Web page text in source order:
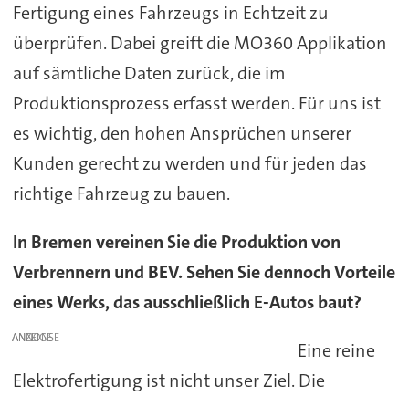
Fertigung eines Fahrzeugs in Echtzeit zu
überprüfen. Dabei greift die MO360 Applikation
auf sämtliche Daten zurück, die im
Produktionsprozess erfasst werden. Für uns ist
es wichtig, den hohen Ansprüchen unserer
Kunden gerecht zu werden und für jeden das
richtige Fahrzeug zu bauen.
In Bremen vereinen Sie die Produktion von
Verbrennern und BEV. Sehen Sie dennoch Vorteile
eines Werks, das ausschließlich E-Autos baut?
ANZEIGE
Eine reine
Elektrofertigung ist nicht unser Ziel. Die